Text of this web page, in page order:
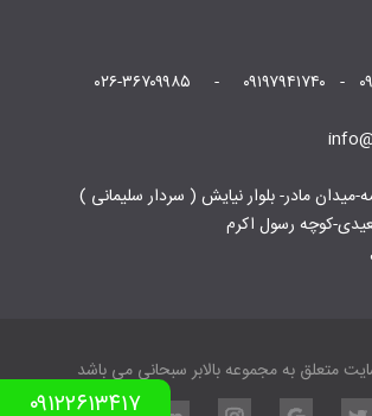
میدان مادر- بلوار نیایش ( سردار سلیمانی )
۰۹۱۲۲۶۱۳۴۱۷
متعلق به مجموعه بالابر سبحانی می باشد